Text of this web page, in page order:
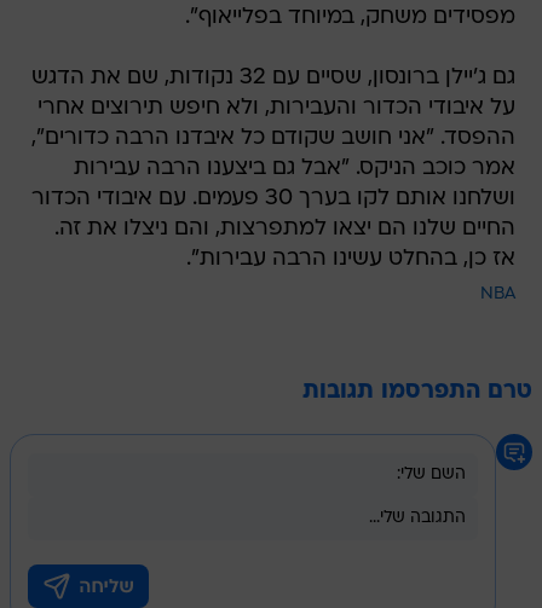
מפסידים משחק, במיוחד בפלייאוף".
גם ג'יילן ברונסון, שסיים עם 32 נקודות, שם את הדגש
על איבודי הכדור והעבירות, ולא חיפש תירוצים אחרי
ההפסד. "אני חושב שקודם כל איבדנו הרבה כדורים",
אמר כוכב הניקס. "אבל גם ביצענו הרבה עבירות
ושלחנו אותם לקו בערך 30 פעמים. עם איבודי הכדור
החיים שלנו הם יצאו למתפרצות, והם ניצלו את זה.
אז כן, בהחלט עשינו הרבה עבירות".
NBA
טרם התפרסמו תגובות